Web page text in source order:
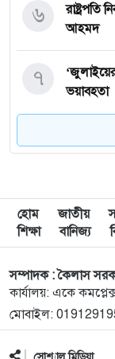
রাষ্ট্রপতি
আহমদ
৬
ভয়াবহতা
৭
জনগণ
আসেন:
৮
দুপুরের
৯
ইয়ামাল
১১
হোম জাতীয়
শিক্ষা
বানিজ্য
সম্পাদক : কৈলাস
কার্যালয়: একে
মোবাইল: